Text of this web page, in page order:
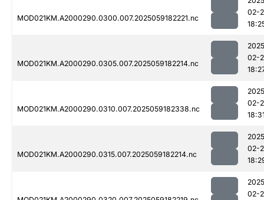
MOD021KM.A2000290.0300.007.2025059182221.nc
02-
MOD021KM.A2000290.0305.007.2025059182214.nc
02-
MOD021KM.A2000290.0310.007.2025059182338.nc
02-
MOD021KM.A2000290.0315.007.2025059182214.nc
02-
02-